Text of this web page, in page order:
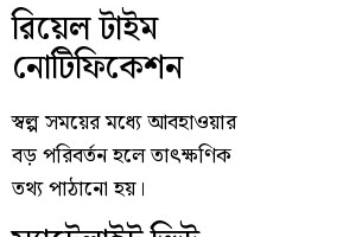
রিয়েল টাইম
নোটিফিকেশন
স্বল্প সময়ের মধ্যে আবহাওয়ার
বড় পরিবর্তন হলে তাৎক্ষণিক
তথ্য পাঠানো হয়।